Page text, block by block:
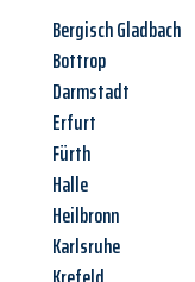
Bergisch Gladbach
Bottrop
Darmstadt
Erfurt
Fürth
Halle
Heilbronn
Karlsruhe